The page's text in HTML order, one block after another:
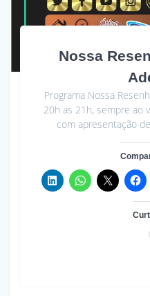
Nossa
Programa Nossa
20h as 21h, sempre ao
com apresentação